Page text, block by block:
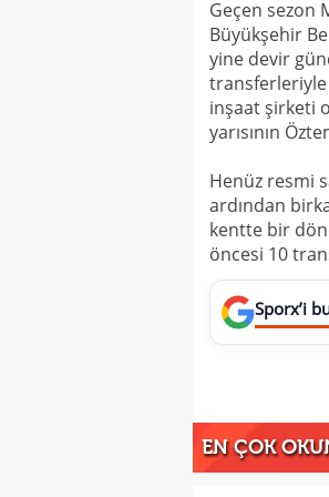
Geçen sezon
Büyükşehir
yine devir
transferleriyle
inşaat şirketi
yarısının
Henüz resmi
ardından
kentte bir
öncesi 10
Sporx’i
EN ÇOK